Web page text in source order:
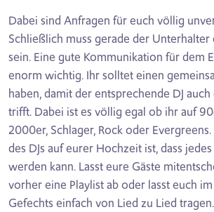
Dabei sind Anfragen für euch völlig
Schließlich muss gerade der Unterhalter
sein. Eine gute Kommunikation für dem
enorm wichtig. Ihr solltet einen
haben, damit der entsprechende DJ
trifft. Dabei ist es völlig egal ob ihr auf
2000er, Schlager, Rock oder
des DJs auf eurer Hochzeit ist, dass
werden kann. Lasst eure Gäste
vorher eine Playlist ab oder lasst euch
Gefechts einfach von Lied zu Lied